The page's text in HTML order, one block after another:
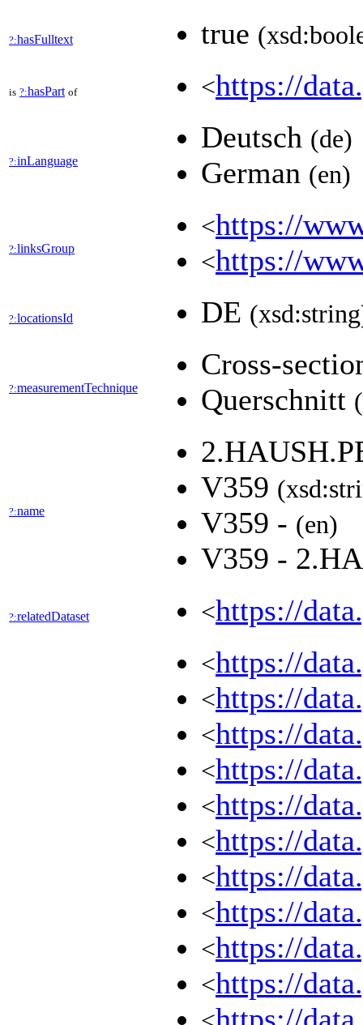
?:hasFulltext true
is ?:hasPart of <https://
?:inLanguage
Deutsch (de)
German (en)
?:linksGroup
<https://
<https://
?:locationsId DE
?:measurementTechnique
Cross-
Querschnitt
?:name
V359
V359 - (en)
V359 -
?:relatedDataset <https://
<https://
<https://
<https://
<https://
<https://
<https://
<https://
<https://
<https://
<https://